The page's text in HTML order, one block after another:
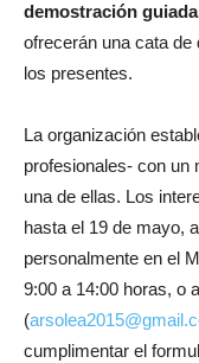
demostración
ofrecerán una cata
los presentes.
La organización
profesionales- con un
una de ellas. Los
hasta el 19 de mayo,
personalmente en el
9:00 a 14:00 horas, o
(
cumplimentar el